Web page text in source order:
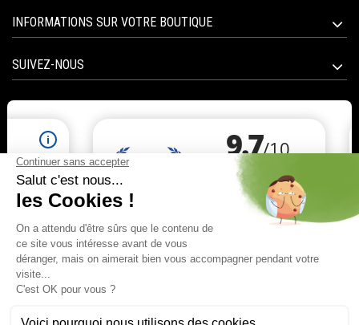
INFORMATIONS SUR VOTRE BOUTIQUE
SUIVEZ-NOUS
Marchand approuvé par la Société des Avis Garantis,